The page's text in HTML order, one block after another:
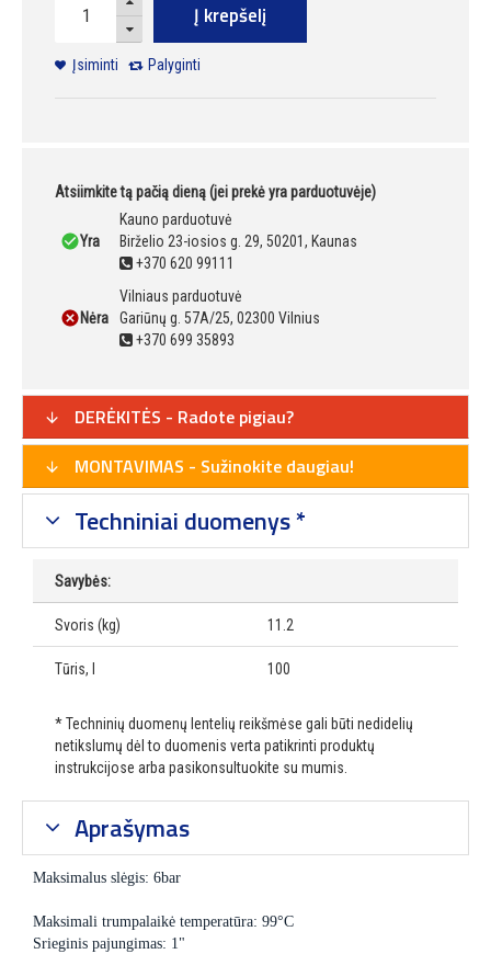
Į krepšelį
Įsiminti Palyginti
Atsiimkite tą pačią dieną (jei prekė yra parduotuvėje)
Yra
Kauno parduotuvė
Birželio 23-iosios g. 29, 50201, Kaunas
+370 620 99111
Nėra
Vilniaus parduotuvė
Gariūnų g. 57A/25, 02300 Vilnius
+370 699 35893
DERĖKITĖS - Radote pigiau?
MONTAVIMAS - Sužinokite daugiau!
Techniniai duomenys *
Savybės:
Svoris (kg) 11.2
Tūris, l 100
* Techninių duomenų lentelių reikšmėse gali būti nedidelių
netikslumų dėl to duomenis verta patikrinti produktų
instrukcijose arba pasikonsultuokite su mumis.
Aprašymas
Maksimalus slėgis: 6bar
Maksimali trumpalaikė temperatūra: 99°C
Srieginis pajungimas: 1"